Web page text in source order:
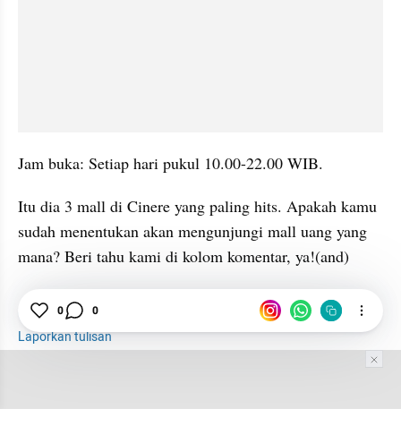
Jam buka: Setiap hari pukul 10.00-22.00 WIB.
Itu dia 3 mall di Cinere yang paling hits. Apakah kamu
sudah menentukan akan mengunjungi mall uang yang
mana? Beri tahu kami di kolom komentar, ya!(and)
Belanja
Laporkan tulisan
0 0